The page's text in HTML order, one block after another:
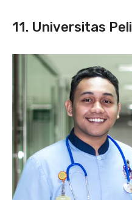
11. Universitas